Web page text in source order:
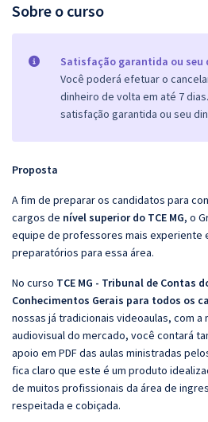
Sobre o curso
Satisfação garantida ou seu
Você poderá efetuar o
dinheiro de volta em até 7
satisfação garantida ou seu
Proposta
A fim de preparar os candidatos para
cargos de nível superior do TCE MG, o
equipe de professores mais experiente
preparatórios para essa área.
No curso TCE MG - Tribunal de Contas
Conhecimentos Gerais para todos os
nossas já tradicionais videoaulas, com a
audiovisual do mercado, você contará
apoio em PDF das aulas ministradas
fica claro que este é um produto
de muitos profissionais da área de
respeitada e cobiçada.